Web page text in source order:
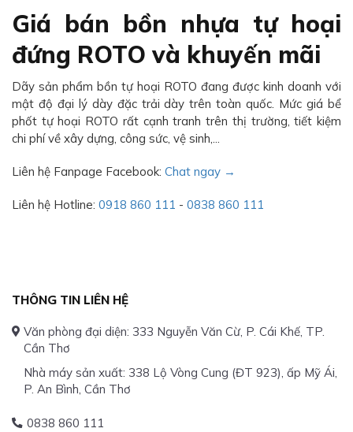
Giá bán bồn nhựa tự hoại
đứng ROTO và khuyến mãi
Dãy sản phẩm bồn tự hoại ROTO đang được kinh doanh với
mật độ đại lý dày đặc trải dày trên toàn quốc. Mức giá bể
phốt tự hoại ROTO rất cạnh tranh trên thị trường, tiết kiệm
chi phí về xây dựng, công sức, vệ sinh,...
Liên hệ Fanpage Facebook: Chat ngay →
Liên hệ Hotline: 0918 860 111 - 0838 860 111
THÔNG TIN LIÊN HỆ
Văn phòng đại diện: 333 Nguyễn Văn Cừ, P. Cái Khế, TP.
Cần Thơ
Nhà máy sản xuất: 338 Lộ Vòng Cung (ĐT 923), ấp Mỹ Ái,
P. An Bình, Cần Thơ
0838 860 111